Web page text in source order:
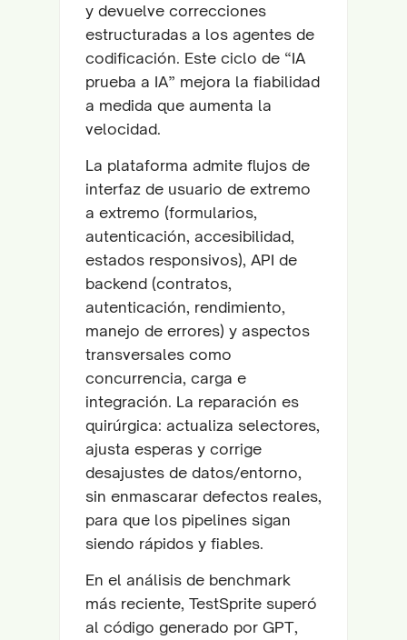
y devuelve correcciones
estructuradas a los agentes de
codificación. Este ciclo de “IA
prueba a IA” mejora la fiabilidad
a medida que aumenta la
velocidad.
La plataforma admite flujos de
interfaz de usuario de extremo
a extremo (formularios,
autenticación, accesibilidad,
estados responsivos), API de
backend (contratos,
autenticación, rendimiento,
manejo de errores) y aspectos
transversales como
concurrencia, carga e
integración. La reparación es
quirúrgica: actualiza selectores,
ajusta esperas y corrige
desajustes de datos/entorno,
sin enmascarar defectos reales,
para que los pipelines sigan
siendo rápidos y fiables.
En el análisis de benchmark
más reciente, TestSprite superó
al código generado por GPT,